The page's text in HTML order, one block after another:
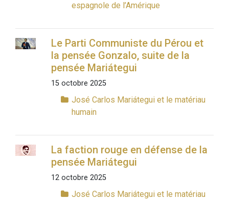
espagnole de l’Amérique
Le Parti Communiste du Pérou et
la pensée Gonzalo, suite de la
pensée Mariátegui
15 octobre 2025
José Carlos Mariátegui et le matériau
humain
La faction rouge en défense de la
pensée Mariátegui
12 octobre 2025
José Carlos Mariátegui et le matériau